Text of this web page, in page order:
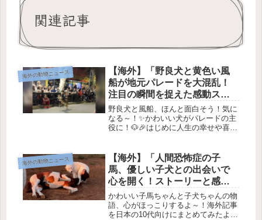
関連記事
海外の動物ニュース
【海外】「野良犬と黄色い風
船が地元パレードを大混乱！
注目の瞬間を捉えた感動スト
ーリー」
野良犬と風船、ほんと面白そう！気に
なる～！✨かわいい犬がパレードの主
役に！🐶🎉はじめに人生の幸せや喜び
出来事が、アルゼンチンのリバダビア
で起こったんです✨。ここでは、その
出...
海外の動物ニュース
【海外】「人間恐怖症の子
馬、優しい子犬との出会いで
心を開く！ストーリーと感動
の瞬間」
かわいい子馬ちゃんと子犬ちゃんの物
語、心がほっこりするよ～！海外記事
を日本の10代向けにまとめてみたよ